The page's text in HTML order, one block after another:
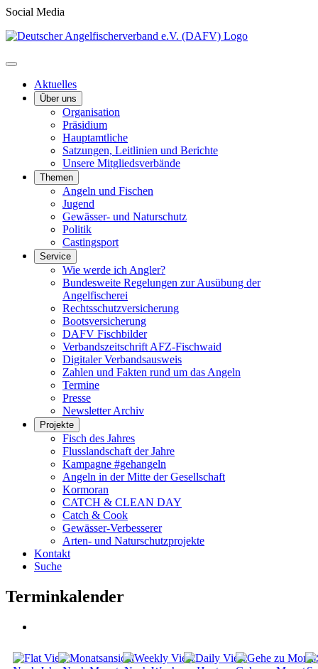
Social Media
Aktuelles
Über uns
Organisation
Präsidium
Hauptamtliche
Satzungen, Leitlinien und Berichte
Unsere Mitgliedsverbände
Themen
Angeln und Fischen
Jugend
Gewässer- und Naturschutz
Politik
Castingsport
Service
Wie werde ich Angler?
Bundesweite Regelungen zur Ausübung der
Angelfischerei
Rechtsschutzversicherung
Bootsversicherung
DAFV Fischbilder
Verbandszeitschrift AFZ-Fischwaid
Digitaler Verbandsausweis
Zahlen und Fakten rund um das Angeln
Termine
Presse
Newsletter Archiv
Projekte
Fisch des Jahres
Flusslandschaft der Jahre
Kampagne #gehangeln
Angeln in der Mitte der Gesellschaft
Kormoran
CATCH & CLEAN DAY
Catch & Cook
Gewässer-Verbesserer
Arten- und Naturschutzprojekte
Kontakt
Suche
Terminkalender